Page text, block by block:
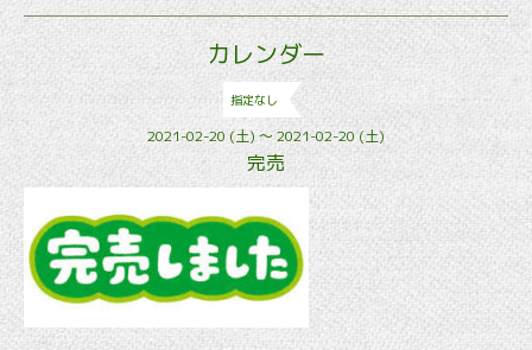
カレンダー
指定なし
2021-02-20 (土) ～ 2021-02-20 (土)
完売